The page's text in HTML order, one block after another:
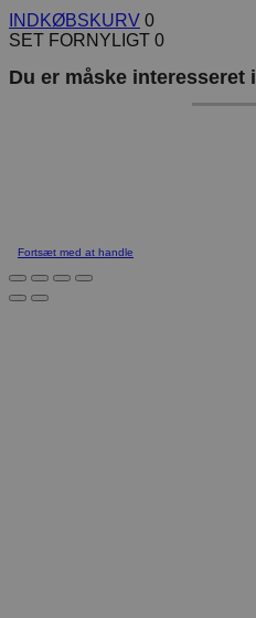
INDKØBSKURV 0
SET FORNYLIGT 0
Du er måske interesseret i
Fortsæt med at handle